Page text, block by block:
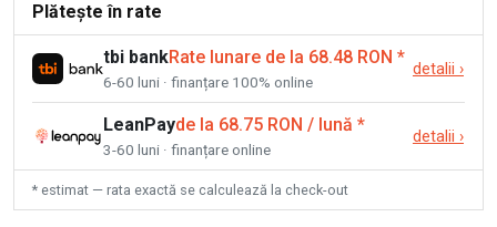
Plătește în rate
tbi bankRate lunare de la 68.48 RON *
6-60 luni · finanțare 100% online
detalii ›
LeanPayde la 68.75 RON / lună *
3-60 luni · finanțare online
detalii ›
* estimat — rata exactă se calculează la check-out